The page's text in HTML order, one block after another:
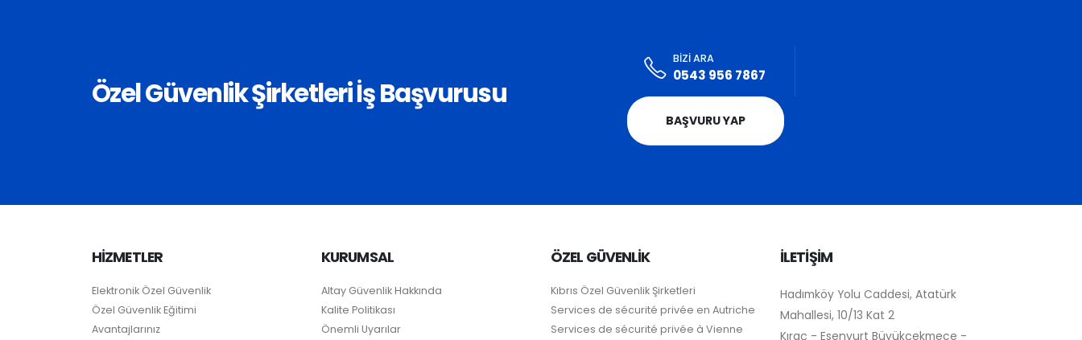
Özel Güvenlik Şirketleri İş Başvurusu
BIZI ARA
0543 956 7867
BAŞVURU YAP
HİZMETLER
Elektronik Özel Güvenlik
Özel Güvenlik Eğitimi
Avantajlarınız
KURUMSAL
Altay Güvenlik Hakkında
Kalite Politikası
Önemli Uyarılar
ÖZEL GÜVENLİK
Kıbrıs Özel Güvenlik Şirketleri
Services de sécurité privée en Autriche
Services de sécurité privée à Vienne
İLETİŞİM
Hadımköy Yolu Caddesi, Atatürk
Mahallesi, 10/13 Kat 2
Kıraç - Esenyurt Büyükçekmece -